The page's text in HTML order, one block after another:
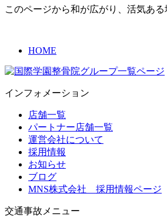
このページから和が広がり、活気あ
HOME
インフォメーション
店舗一覧
パートナー店舗一覧
運営会社について
採用情報
お知らせ
ブログ
MNS株式会社 採用情報ページ
交通事故メニュー